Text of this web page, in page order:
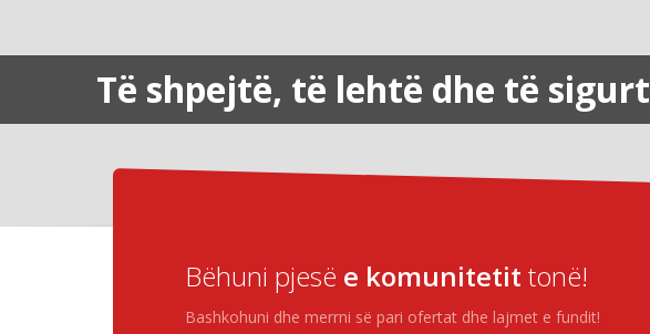
Të shpejtë, të lehtë dhe të sigurt
Bëhuni pjesë e komunitetit tonë!
Bashkohuni dhe merrni së pari ofertat dhe lajmet e fundit!